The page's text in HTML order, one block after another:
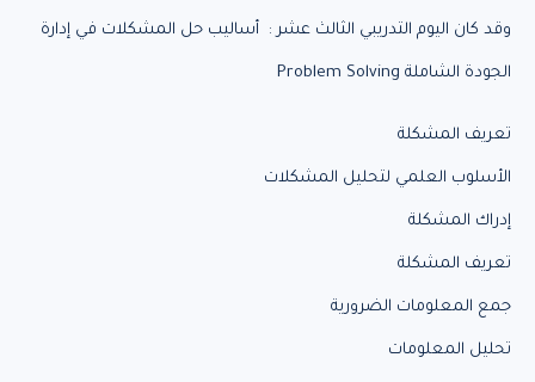
وقد كان اليوم التدريبي الثالث عشر : أساليب حل المشكلات في إدارة
الجودة الشاملة Problem Solving
تعريف المشكلة
الأسلوب العلمي لتحليل المشكلات
إدراك المشكلة
تعريف المشكلة
جمع المعلومات الضرورية
تحليل المعلومات